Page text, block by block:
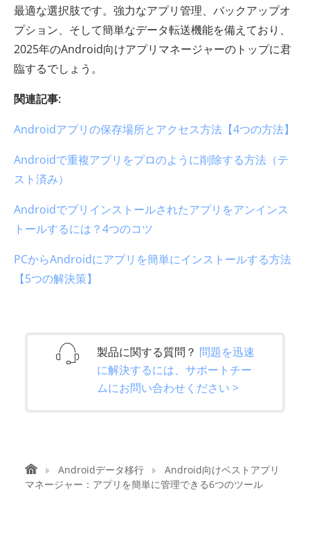
最適な選択肢です。強力なアプリ管理、バックアップオ
プション、そして簡単なデータ転送機能を備えており、
2025年のAndroid向けアプリマネージャーのトップに君
臨するでしょう。
関連記事:
Androidアプリの保存場所とアクセス方法【4つの方法】
Androidで重複アプリをプロのように削除する方法（テ
スト済み）
Androidでプリインストールされたアプリをアンインス
トールするには？4つのコツ
PCからAndroidにアプリを簡単にインストールする方法
【5つの解決策】
製品に関する質問？ 問題を迅速
に解決するには、サポートチー
ムにお問い合わせください >
Androidデータ移行
Android向けベストアプリ
マネージャー：アプリを簡単に管理できる6つのツール